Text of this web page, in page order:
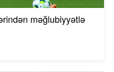
məğlubiyyətlə